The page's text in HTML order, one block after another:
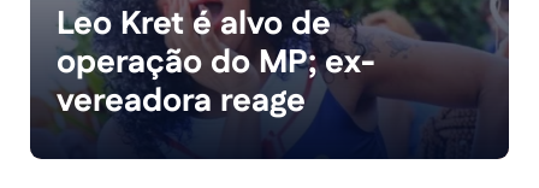
Leo Kret é alvo de
operação do MP; ex-
vereadora reage